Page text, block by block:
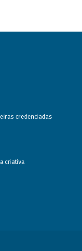
credenciadas
criativa